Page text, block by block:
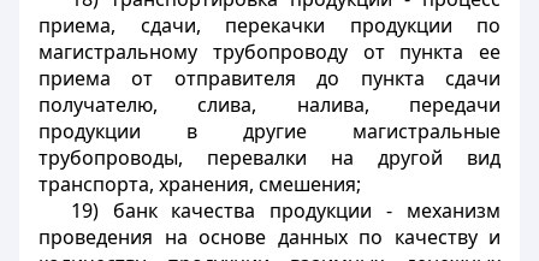
приема, сдачи, перекачки продукции по
магистральному трубопроводу от пункта ее
приема от отправителя до пункта сдачи
получателю, слива, налива, передачи
продукции в другие магистральные
трубопроводы, перевалки на другой вид
транспорта, хранения, смешения;
19) банк качества продукции - механизм
проведения на основе данных по качеству и